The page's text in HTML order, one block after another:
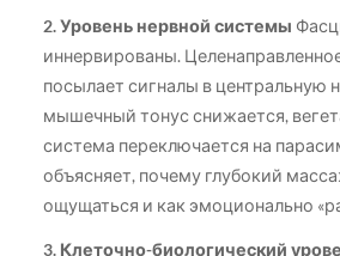
2. Уровень нервной системы
иннервированы.
посылает сигналы в центральную
мышечный тонус снижается,
система переключается на
объясняет, почему глубокий
ощущаться и как эмоционально
3. Клеточно-биологический